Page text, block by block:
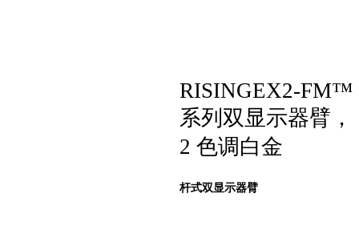
RISINGEX2-FM™
系列双显示器臂，
2 色调白金
杆式双显示器臂